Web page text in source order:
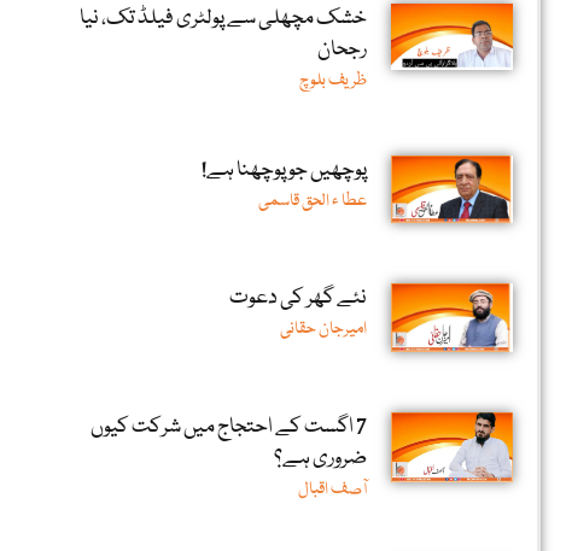
خشک مچھلی سے پولٹری فیلڈ تک، نیا
رجحان
ظریف بلوچ
پوچھیں جو پوچھنا ہے!
عطا ء الحق قاسمی
نئے گھر کی دعوت
امیرجان حقانی
7 اگست کے احتجاج میں شرکت کیوں
ضروری ہے؟
آصف اقبال